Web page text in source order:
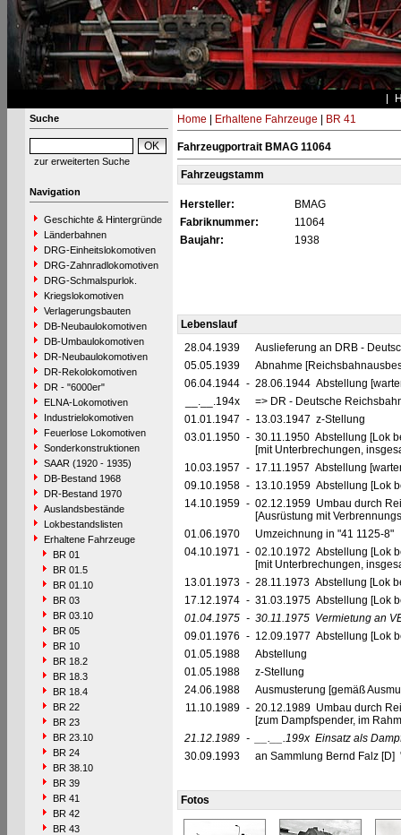
Suche
zur erweiterten Suche
Navigation
Geschichte & Hintergründe
Länderbahnen
DRG-Einheitslokomotiven
DRG-Zahnradlokomotiven
DRG-Schmalspurlok.
Kriegslokomotiven
Verlagerungsbauten
DB-Neubaulokomotiven
DB-Umbaulokomotiven
DR-Neubaulokomotiven
DR-Rekolokomotiven
DR - "6000er"
ELNA-Lokomotiven
Industrielokomotiven
Feuerlose Lokomotiven
Sonderkonstruktionen
SAAR (1920 - 1935)
DB-Bestand 1968
DR-Bestand 1970
Auslandsbestände
Lokbestandslisten
Erhaltene Fahrzeuge
BR 01
BR 01.5
BR 01.10
BR 03
BR 03.10
BR 05
BR 10
BR 18.2
BR 18.3
BR 18.4
BR 22
BR 23
BR 23.10
BR 24
BR 38.10
BR 39
BR 41
BR 42
BR 43
Home Erhaltene Fahrzeuge BR 41
Fahrzeugportrait BMAG 11064
Fahrzeugstamm
Hersteller:
BMAG
Fabriknummer:
11064
Baujahr:
1938
Lebenslauf
28.04.1939
Auslieferung an DRB -
05.05.1939
Abnahme
06.04.1944 - 28.06.1944 Abstellung
__.__.194x
=> DR - Deutsche
01.01.1947 - 13.03.1947 z-Stellung
03.01.1950 - 30.11.1950 Abstellung [Lok
[mit Unterbrechungen,
10.03.1957 - 17.11.1957 Abstellung
09.10.1958 - 13.10.1959 Abstellung [Lok
14.10.1959 - 02.12.1959 Umbau durch
[Ausrüstung mit
01.06.1970
Umzeichnung in "41 1125-8"
04.10.1971 - 02.10.1972 Abstellung [Lok
[mit Unterbrechungen,
13.01.1973 - 28.11.1973 Abstellung [Lok
17.12.1974 - 31.03.1975 Abstellung [Lok
01.04.1975 - 30.11.1975 Vermietung an
09.01.1976 - 12.09.1977 Abstellung [Lok
01.05.1988
Abstellung
01.05.1988
z-Stellung
24.06.1988
Ausmusterung [gemäß
11.10.1989 - 20.12.1989 Umbau durch
[zum Dampfspender, im
21.12.1989 - __.__.199x Einsatz als
30.09.1993
an Sammlung Bernd Falz [D]
Fotos